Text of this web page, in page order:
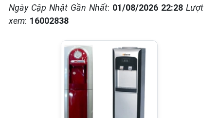
Ngày Cập Nhật Gần Nhất: 01/08/2026 22:28 Lượt
xem: 16002838